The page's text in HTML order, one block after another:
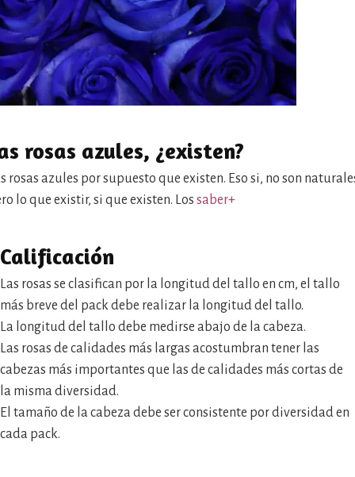
rosas azules, ¿existen?
rosas azules por supuesto que existen. Eso si, no son
lo que existir, si que existen. Los saber+
Calificación
Las rosas se clasifican por la longitud del tallo en cm, el tallo
más breve del pack debe realizar la longitud del tallo.
La longitud del tallo debe medirse abajo de la cabeza.
Las rosas de calidades más largas acostumbran tener las
cabezas más importantes que las de calidades más cortas de
la misma diversidad.
El tamaño de la cabeza debe ser consistente por diversidad en
cada pack.